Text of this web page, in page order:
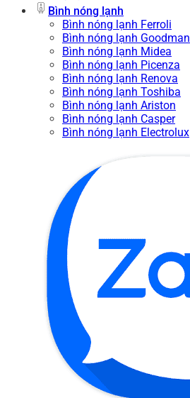
Bình nóng lạnh
Bình nóng lạnh Ferroli
Bình nóng lạnh Goodman
Bình nóng lạnh Midea
Bình nóng lạnh Picenza
Bình nóng lạnh Renova
Bình nóng lạnh Toshiba
Bình nóng lạnh Ariston
Bình nóng lạnh Casper
Bình nóng lạnh Electrolux